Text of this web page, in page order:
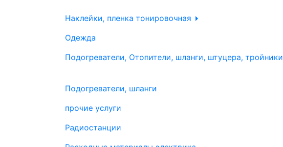
Наклейки, пленка тонировочная
Одежда
Подогреватели, Отопители, шланги, штуцера, тройники
Подогреватели, шланги
прочие услуги
Радиостанции